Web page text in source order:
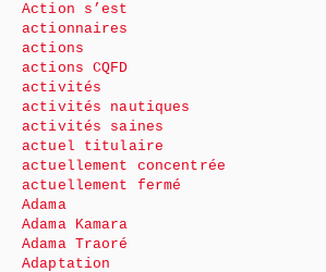
Action s’est
actionnaires
actions
actions CQFD
activités
activités nautiques
activités saines
actuel titulaire
actuellement concentrée
actuellement fermé
Adama
Adama Kamara
Adama Traoré
Adaptation